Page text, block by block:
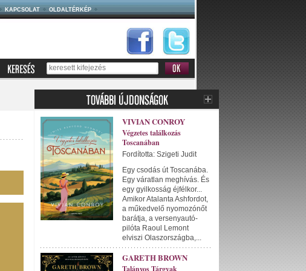
KAPCSOLAT OLDALTÉRKÉP
VIVIAN CONROY
Végzetes találkozás
Toscanában
Fordította: Szigeti Judit
Egy csodás út Toscanába.
Egy váratlan meghívás. És
egy gyilkosság éjfélkor...
Amikor Atalanta Ashfordot,
a műkedvelő nyomozónőt
barátja, a versenyautó-
pilóta Raoul Lemont
elviszi Olaszországba,...
GARETH BROWN
Talányos Tárgyak